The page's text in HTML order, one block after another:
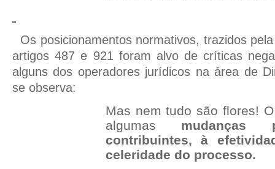
Os posicionamentos normativos, trazidos
artigos 487 e 921 foram alvo de críticas
alguns dos operadores jurídicos na área de
se observa:
Mas nem tudo são flores!
algumas mudanças
contribuintes, à
celeridade do processo.